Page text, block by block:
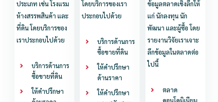
ประเภท เช่น โรงแรม
ห้างสรรพสินค้า และ
ที่ดิน โดยบริการของ
เราประกอบไปด้วย
บริการด้านการ
ซื้อขายที่ดิน
ให้คำปรึกษา
โดยบริการของเรา
ประกอบไปด้วย
บริการด้านการ
ซื้อขายที่ดิน
ให้คำปรึกษา
ด้านราคา
ให้คำปรึกษา
ข้อมูลตลาดเชิงลึกให้
แก่ นักลงทุน นัก
พัฒนา และผู้ซื้อ โดย
รายงานวิจัยเราเจาะ
ลึกข้อมูลในตลาดต่อ
ไปนี้
ตลาด